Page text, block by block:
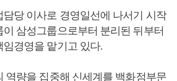
당 이사로 경영일선에 나서기 시작
삼성그룹으로부터 분리된 뒤부터
경영을 맡기고 있다.
역량을 집중해 신세계를 백화점부문